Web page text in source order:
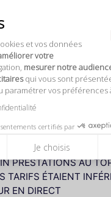
et vos données
votre
mesurer notre
qui vous sont
paramétrer vos préférences
certifiés par
Je choisis
publié il y a
super je ne trouve
decrire par compte le
CLAUDE H. publié il y
PRESTATIONS AU
PRESTATIONS AU
TARIFS ÉTAIENT
EN DIRECT